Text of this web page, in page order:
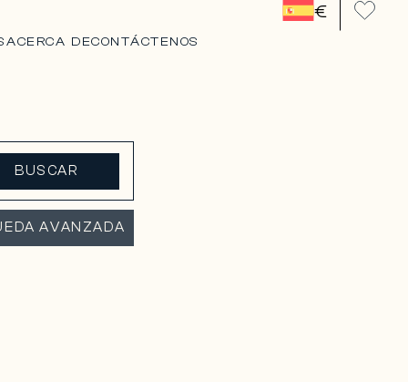
€
ACERCA DECONTÁCTENOS
BUSCAR
AVANZADA